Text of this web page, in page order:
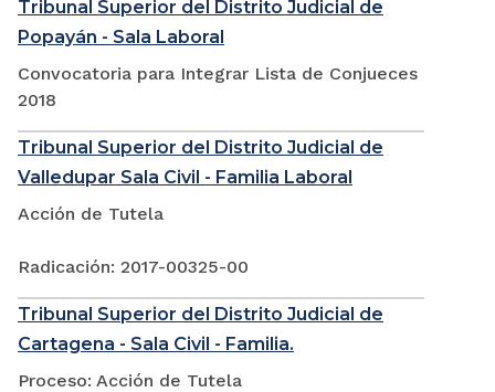
Tribunal Superior del Distrito Judicial de
Popayán - Sala Laboral
Convocatoria para Integrar Lista de Conjueces
2018
Tribunal Superior del Distrito Judicial de
Valledupar Sala Civil - Familia Laboral
Acción de Tutela
Radicación: 2017-00325-00
Tribunal Superior del Distrito Judicial de
Cartagena - Sala Civil - Familia.
Proceso: Acción de Tutela